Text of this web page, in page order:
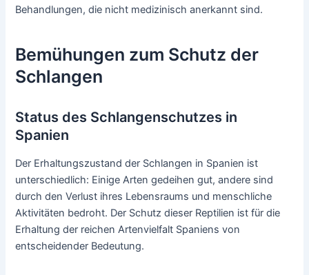
Behandlungen, die nicht medizinisch anerkannt sind.
Bemühungen zum Schutz der
Schlangen
Status des Schlangenschutzes in
Spanien
Der Erhaltungszustand der Schlangen in Spanien ist
unterschiedlich: Einige Arten gedeihen gut, andere sind
durch den Verlust ihres Lebensraums und menschliche
Aktivitäten bedroht. Der Schutz dieser Reptilien ist für die
Erhaltung der reichen Artenvielfalt Spaniens von
entscheidender Bedeutung.